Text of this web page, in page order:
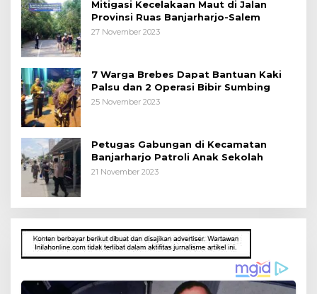
Mitigasi Kecelakaan Maut di Jalan
Provinsi Ruas Banjarharjo-Salem
27 November 2023
7 Warga Brebes Dapat Bantuan Kaki
Palsu dan 2 Operasi Bibir Sumbing
25 November 2023
Petugas Gabungan di Kecamatan
Banjarharjo Patroli Anak Sekolah
21 November 2023